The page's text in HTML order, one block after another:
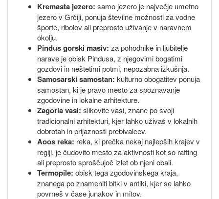
Kremasta jezero: samo jezero je največje umetno
jezero v Grčiji, ponuja številne možnosti za vodne
športe, ribolov ali preprosto uživanje v naravnem
okolju.
Pindus gorski masiv: za pohodnike in ljubitelje
narave je obisk Pindusa, z njegovimi bogatimi
gozdovi in neštetimi potmi, nepozabna izkušnja.
Samosarski samostan: kulturno obogatitev ponuja
samostan, ki je pravo mesto za spoznavanje
zgodovine in lokalne arhitekture.
Zagoria vasi: slikovite vasi, znane po svoji
tradicionalni arhitekturi, kjer lahko uživaš v lokalnih
dobrotah in prijaznosti prebivalcev.
Aoos reka: reka, ki prečka nekaj najlepših krajev v
regiji, je čudovito mesto za aktivnosti kot so rafting
ali preprosto sproščujoč izlet ob njeni obali.
Termopile: obisk tega zgodovinskega kraja,
znanega po znameniti bitki v antiki, kjer se lahko
povrneš v čase junakov in mitov.